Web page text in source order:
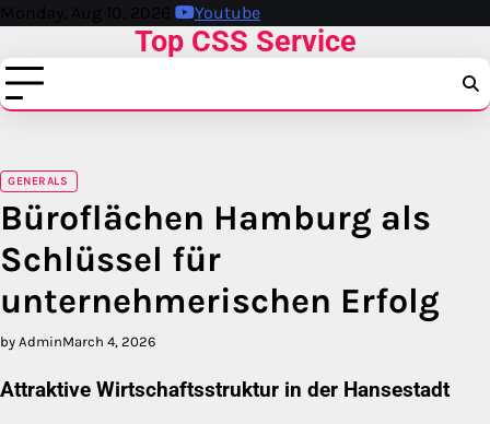
Skip
content
Monday, Aug 10, 2026 Youtube
Top CSS Service
GENERALS
Büroflächen Hamburg als
Schlüssel für
unternehmerischen Erfolg
by AdminMarch 4, 2026
Attraktive Wirtschaftsstruktur in der Hansestadt